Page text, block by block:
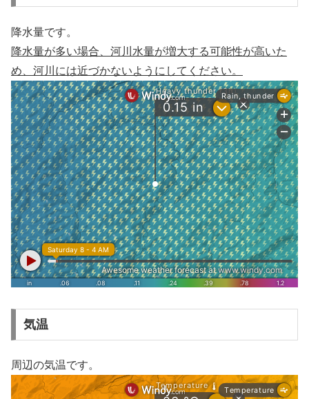
降水量です。
降水量が多い場合、河川水量が増大する可能性が高いた
め、河川には近づかないようにしてください。
気温
周辺の気温です。